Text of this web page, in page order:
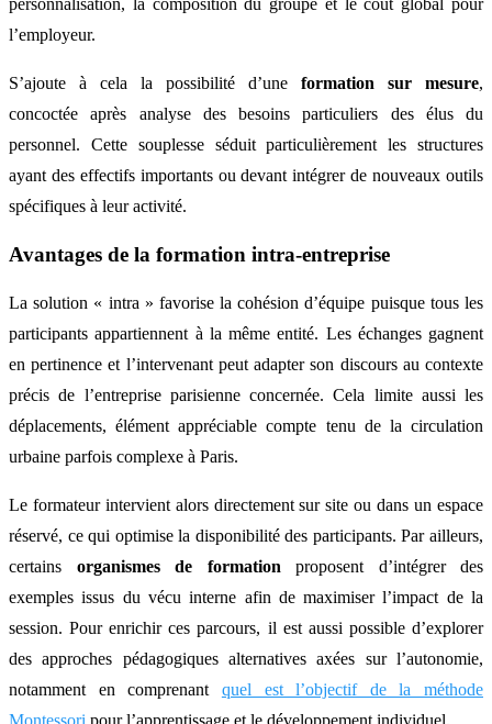
personnalisation, la composition du groupe et le coût global pour
l’employeur.
S’ajoute à cela la possibilité d’une formation sur mesure,
concoctée après analyse des besoins particuliers des élus du
personnel. Cette souplesse séduit particulièrement les structures
ayant des effectifs importants ou devant intégrer de nouveaux outils
spécifiques à leur activité.
Avantages de la formation intra-entreprise
La solution « intra » favorise la cohésion d’équipe puisque tous les
participants appartiennent à la même entité. Les échanges gagnent
en pertinence et l’intervenant peut adapter son discours au contexte
précis de l’entreprise parisienne concernée. Cela limite aussi les
déplacements, élément appréciable compte tenu de la circulation
urbaine parfois complexe à Paris.
Le formateur intervient alors directement sur site ou dans un espace
réservé, ce qui optimise la disponibilité des participants. Par ailleurs,
certains organismes de formation proposent d’intégrer des
exemples issus du vécu interne afin de maximiser l’impact de la
session. Pour enrichir ces parcours, il est aussi possible d’explorer
des approches pédagogiques alternatives axées sur l’autonomie,
notamment en comprenant quel est l’objectif de la méthode
Montessori pour l’apprentissage et le développement individuel.